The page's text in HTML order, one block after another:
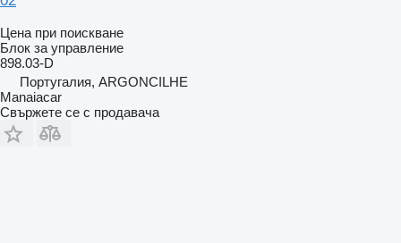
Цена при поискване
Блок за управление
898.03-D
Португалия, ARGONCILHE
Manaiacar
Свържете се с продавача